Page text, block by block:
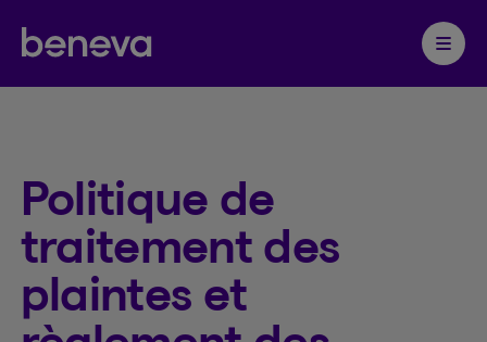
Partenaire Beneva
Ouvrir
Politique de
traitement des
plaintes et